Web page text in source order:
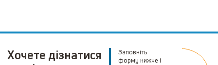
Хочете дізнатися
Заповніть
форму нижче і